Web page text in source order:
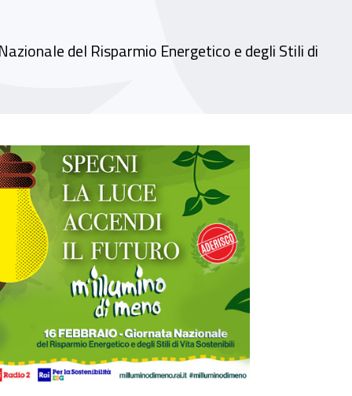
del Risparmio Energetico e degli Stili di
di meno” la campagna